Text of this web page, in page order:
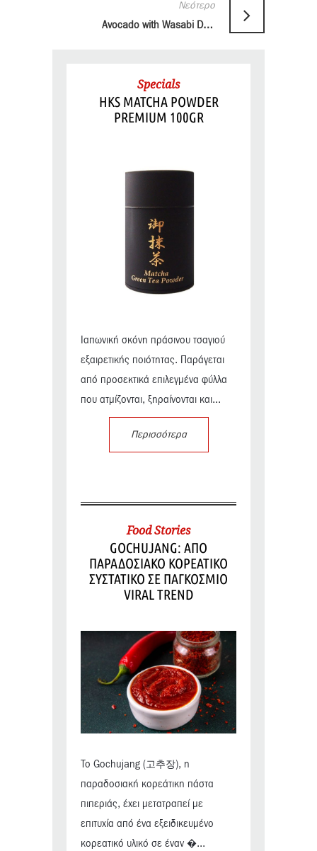
Νεότερο
Avocado with Wasabi Dressing
Specials
HKS MATCHA POWDER
PREMIUM 100GR
Ιαπωνική σκόνη πράσινου τσαγιού
εξαιρετικής ποιότητας. Παράγεται
από προσεκτικά επιλεγμένα φύλλα
που ατμίζονται, ξηραίνονται και...
Περισσότερα
Food Stories
GOCHUJANG: ΑΠΟ
ΠΑΡΑΔΟΣΙΑΚΟ ΚΟΡΕΑΤΙΚΟ
ΣΥΣΤΑΤΙΚΟ ΣΕ ΠΑΓΚΟΣΜΙΟ
VIRAL TREND
Το Gochujang (고추장), η
παραδοσιακή κορεάτικη πάστα
πιπεριάς, έχει μετατραπεί με
επιτυχία από ένα εξειδικευμένο
κορεατικό υλικό σε έναν �...